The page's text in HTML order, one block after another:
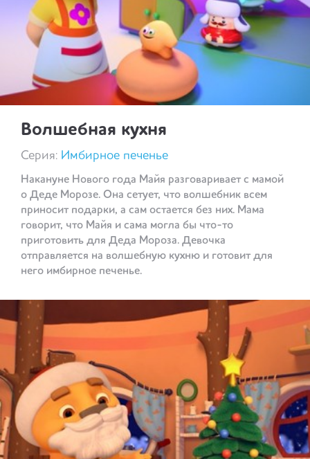
Волшебная кухня
Серия: Имбирное печенье
Накануне Нового года Майя разговаривает с мамой
о Деде Морозе. Она сетует, что волшебник всем
приносит подарки, а сам остается без них. Мама
говорит, что Майя и сама могла бы что-то
приготовить для Деда Мороза. Девочка
отправляется на волшебную кухню и готовит для
него имбирное печенье.